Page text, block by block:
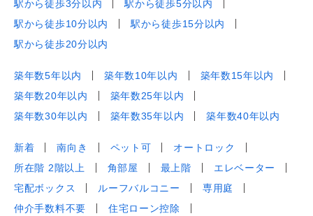
駅から徒歩3分以内
駅から徒歩5分以内
駅から徒歩10分以内
駅から徒歩15分以内
駅から徒歩20分以内
築年数5年以内 築年数10年以内
築年数15年以内
築年数20年以内
築年数25年以内
築年数30年以内
築年数35年以内 築年数40年以内
新着 南向き ペット可
オートロック
所在階 2階以上
角部屋 最上階
エレベーター
宅配ボックス
ルーフバルコニー
専用庭
仲介手数料不要
住宅ローン控除